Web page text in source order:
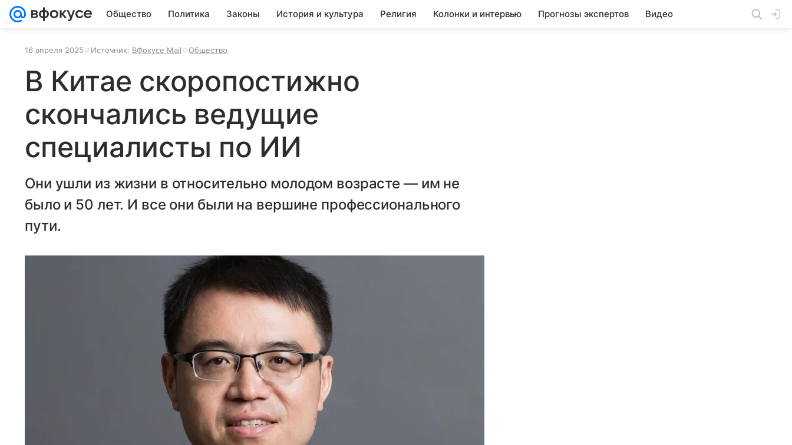
Общество Политика Законы История и культура Религия Колонки и интервью Прогнозы экспертов Видео
16 апреля 2025 Источник: ВФокусе Mail Общество
В Китае скоропостижно
скончались ведущие
специалисты по ИИ
Они ушли из жизни в относительно молодом возрасте — им не
было и 50 лет. И все они были на вершине профессионального
пути.